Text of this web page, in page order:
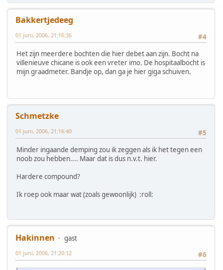
Bakkertjedeeg
#4
01 juni, 2006, 21:16:36
Het zijn meerdere bochten die hier debet aan zijn. Bocht na
villenieuve chicane is ook een vreter imo. De hospitaalbocht is
mijn graadmeter. Bandje op, dan ga je hier giga schuiven.
Schmetzke
#5
01 juni, 2006, 21:16:40
Minder ingaande demping zou ik zeggen als ik het tegen een
noob zou hebben.... Maar dat is dus n.v.t. hier.
Hardere compound?
Ik roep ook maar wat (zoals gewoonlijk) :roll:
Hakinnen
gast
#6
01 juni, 2006, 21:20:12